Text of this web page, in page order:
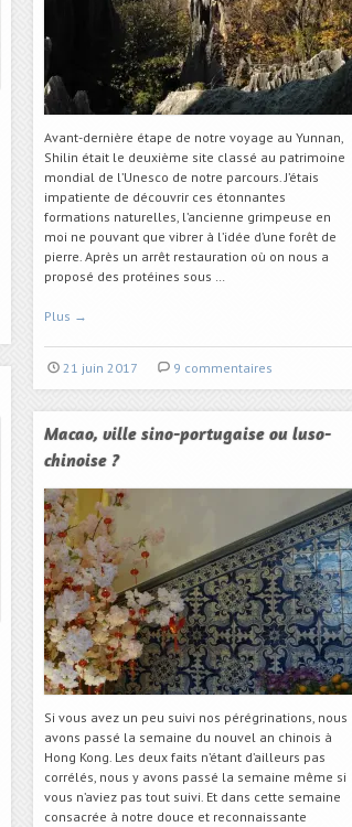
Avant-dernière étape de notre voyage au Yunnan,
Shilin était le deuxième site classé au patrimoine
mondial de l’Unesco de notre parcours. J’étais
impatiente de découvrir ces étonnantes
formations naturelles, l’ancienne grimpeuse en
moi ne pouvant que vibrer à l’idée d’une forêt de
pierre. Après un arrêt restauration où on nous a
proposé des protéines sous …
Plus →
21 juin 2017 9 commentaires
Macao, ville sino-portugaise ou luso-
chinoise ?
Si vous avez un peu suivi nos pérégrinations, nous
avons passé la semaine du nouvel an chinois à
Hong Kong. Les deux faits n’étant d’ailleurs pas
corrélés, nous y avons passé la semaine même si
vous n’aviez pas tout suivi. Et dans cette semaine
consacrée à notre douce et reconnaissante